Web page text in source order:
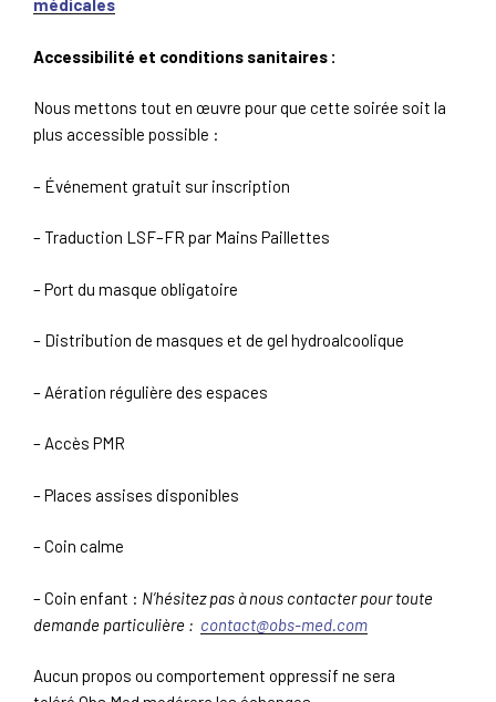
médicales
Accessibilité et conditions sanitaires :
Nous mettons tout en œuvre pour que cette soirée soit la
plus accessible possible :
– Événement gratuit sur inscription
– Traduction LSF–FR par Mains Paillettes
– Port du masque obligatoire
– Distribution de masques et de gel hydroalcoolique
– Aération régulière des espaces
– Accès PMR
– Places assises disponibles
– Coin calme
– Coin enfant : N’hésitez pas à nous contacter pour toute
demande particulière : contact@obs-med.com
Aucun propos ou comportement oppressif ne sera